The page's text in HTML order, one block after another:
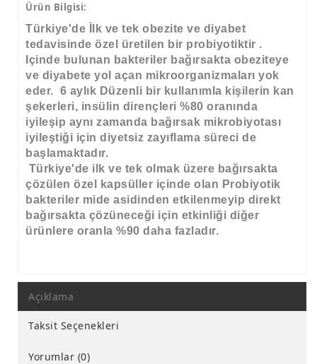
Ürün Bilgisi:
Türkiye'de İlk ve tek obezite ve diyabet
tedavisinde özel üretilen bir probiyotiktir .
Içinde bulunan bakteriler bağırsakta obeziteye
ve diyabete yol açan mikroorganizmaları yok
eder. 6 aylık Düzenli bir kullanımla kişilerin kan
şekerleri, insülin dirençleri %80 oranında
iyileşip aynı zamanda bağırsak mikrobiyotası
iyileştiği için diyetsiz zayıflama süreci de
başlamaktadır.
Türkiye'de ilk ve tek olmak üzere bağırsakta
çözülen özel kapsüller içinde olan Probiyotik
bakteriler mide asidinden etkilenmeyip direkt
bağırsakta çözüneceği için etkinliği diğer
ürünlere oranla %90 daha fazladır.
Açıklama
Taksit Seçenekleri
Yorumlar (0)